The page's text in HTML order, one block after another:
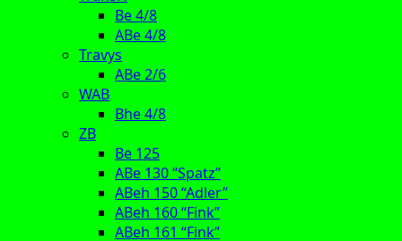
Be 4/8
ABe 4/8
Travys
ABe 2/6
WAB
Bhe 4/8
ZB
Be 125
ABe 130 “Spatz”
ABeh 150 “Adler”
ABeh 160 “Fink”
ABeh 161 “Fink”